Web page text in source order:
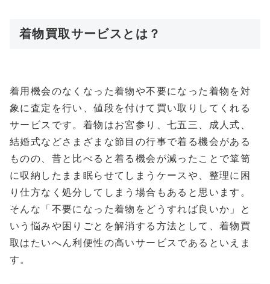
着物買取サービスとは？
着用機会のなくなった着物や不要になった着物を対
象に査定を行い、値段を付けて買い取りしてくれる
サービスです。着物はお宮参り、七五三、成人式、
結婚式などさまざまな節目の行事で着る機会がある
ものの、昔と比べると着る機会が減ったことで箪笥
に収納したまま眠らせてしまうケースや、整理に困
り仕方なく処分してしまう場合もあると思います。
そんな「不要になった着物をどうすれば良いか」と
いう悩みや困りごとを解消する方法として、着物買
取はたいへん利便性の高いサービスであるといえま
す。